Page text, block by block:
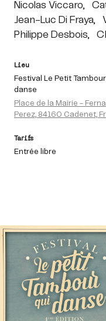
Nicolas Viccaro,
Jean-Luc Di Fraya,
Philippe Desbois,
Lieu
Festival Le Petit
danse
Place de la Mairie -
Perez, 84160 Cadenet,
Tarifs
Entrée libre